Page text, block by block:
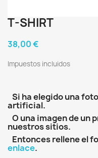
T-SHIRT
38,00 €
Impuestos incluidos
Si ha elegido una
artificial.
O una imagen de un
nuestros sitios.
Entonces rellene el
enlace.